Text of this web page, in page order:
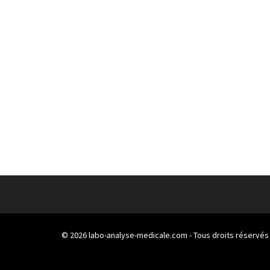
© 2026labo-analyse-medicale.com - Tous droits réservés